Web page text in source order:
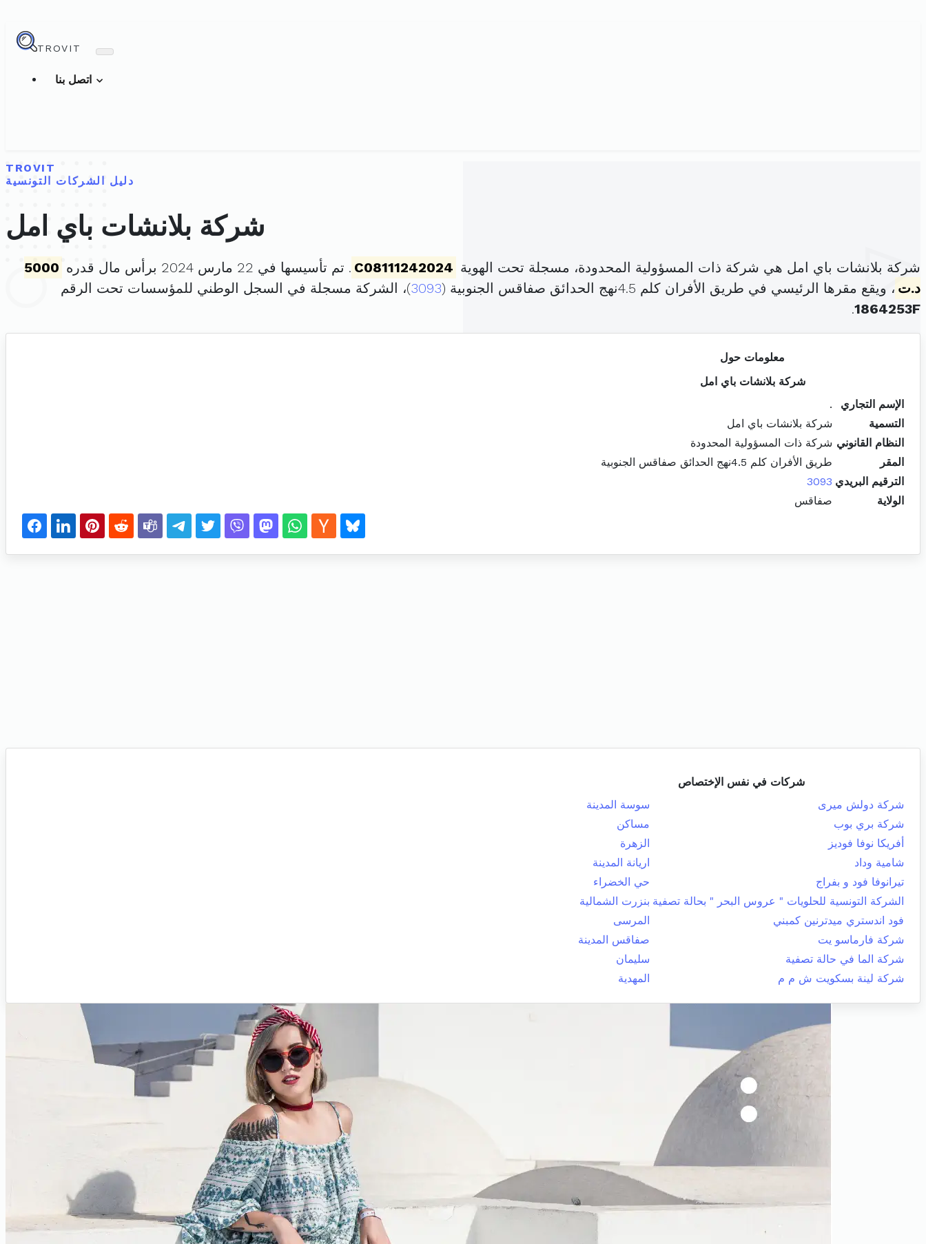
TROVIT
TROVIT
دليل الشركات التونسية
شركة بلانشات باي امل
شركة بلانشات باي امل هي شركة ذات المسؤولية المحدودة، مسجلة تحت الهوية C08111242024 . تم تأسيسها في 22 مارس 2024 برأس مال قدره
5000
د.ت ، ويقع مقرها الرئيسي في طريق الأفران كلم 4.5نهج الحدائق صفاقس الجنوبية ( 3093)، الشركة مسجلة في السجل الوطني للمؤسسات تحت الرقم
1864253F
.
معلومات حول
شركة بلانشات باي امل
الإسم التجاري
.
التسمية
شركة بلانشات باي امل
النظام القانوني شركة ذات المسؤولية المحدودة
المقر
طريق الأفران كلم 4.5نهج الحدائق صفاقس الجنوبية
الترقيم البريدي 3093
الولاية
صفاقس
شركات في نفس الإختصاص
شركة دولش ميرى
سوسة المدينة
شركة بري بوب
مساكن
أفريكا نوفا فوديز
الزهرة
شامية وداد
اريانة المدينة
تيرانوفا فود و بفراج
حي الخضراء
الشركة التونسية للحلويات " عروس البحر " بحالة تصفية بنزرت الشمالية
فود اندستري ميدترنين كمبني
المرسى
شركة فارماسو يت
صفاقس المدينة
شركة الما في حالة تصفية
سليمان
شركة لينة بسكويت ش م م
المهدية